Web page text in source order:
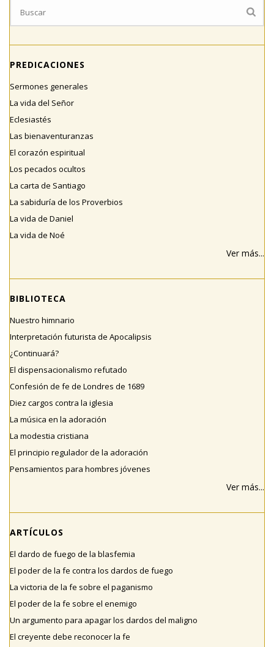
PREDICACIONES
Sermones generales
La vida del Señor
Eclesiastés
Las bienaventuranzas
El corazón espiritual
Los pecados ocultos
La carta de Santiago
La sabiduría de los Proverbios
La vida de Daniel
La vida de Noé
Ver más...
BIBLIOTECA
Nuestro himnario
Interpretación futurista de Apocalipsis
¿Continuará?
El dispensacionalismo refutado
Confesión de fe de Londres de 1689
Diez cargos contra la iglesia
La música en la adoración
La modestia cristiana
El principio regulador de la adoración
Pensamientos para hombres jóvenes
Ver más...
ARTÍCULOS
El dardo de fuego de la blasfemia
El poder de la fe contra los dardos de fuego
La victoria de la fe sobre el paganismo
El poder de la fe sobre el enemigo
Un argumento para apagar los dardos del maligno
El creyente debe reconocer la fe